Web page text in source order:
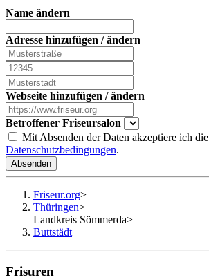
Name ändern
Adresse hinzufügen / ändern
Webseite hinzufügen / ändern
Betroffener Friseursalon
Mit Absenden der Daten akzeptiere ich die
Datenschutzbedingungen.
Absenden
Friseur.org>
Thüringen>
Landkreis Sömmerda>
Buttstädt
Frisuren